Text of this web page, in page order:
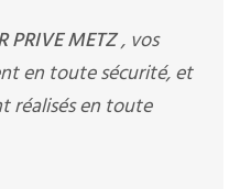
PRIVE METZ, vos
en toute sécurité, et
réalisés en toute